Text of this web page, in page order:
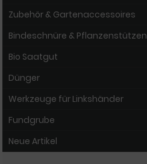
Zubehör & Gartenaccessoires
Bindeschnüre & Pflanzenstützen
Bio Saatgut
Dünger
Werkzeuge für Linkshänder
Fundgrube
Neue Artikel